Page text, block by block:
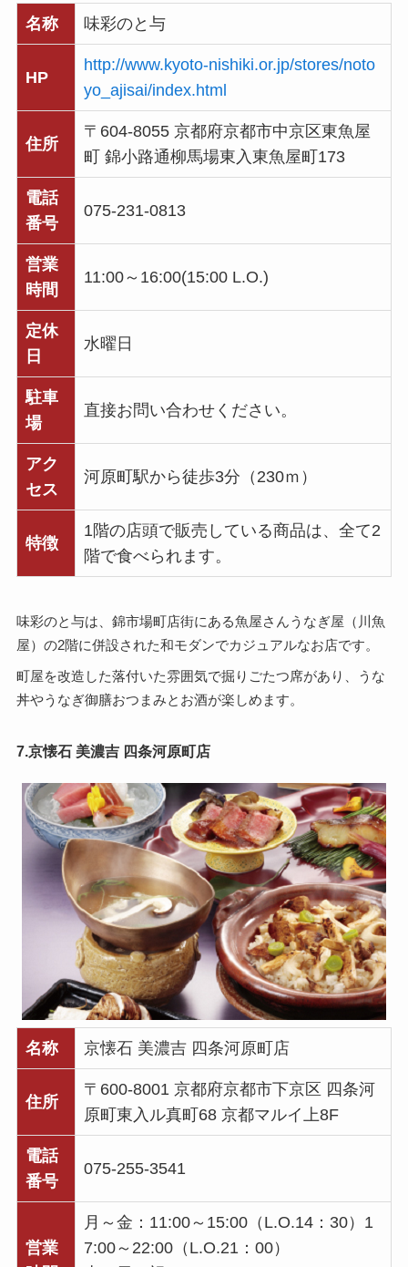
名称 味彩のと与
HP
http://www.kyoto-nishiki.or.jp/stores/noto
yo_ajisai/index.html
住所
〒604-8055 京都府京都市中京区東魚屋
町 錦小路通柳馬場東入東魚屋町173
電話
番号
075-231-0813
営業
時間
11:00～16:00(15:00 L.O.)
定休
日
水曜日
駐車
場
直接お問い合わせください。
アク
セス
河原町駅から徒歩3分（230ｍ）
特徴
1階の店頭で販売している商品は、全て2
階で食べられます。
味彩のと与は、錦市場町店街にある魚屋さんうなぎ屋（川魚
屋）の2階に併設された和モダンでカジュアルなお店です。
町屋を改造した落付いた雰囲気で掘りごたつ席があり、うな
丼やうなぎ御膳おつまみとお酒が楽しめます。
7.京懐石 美濃吉 四条河原町店
名称 京懐石 美濃吉 四条河原町店
住所
〒600-8001 京都府京都市下京区 四条河
原町東入ル真町68 京都マルイ上8F
電話
番号
075-255-3541
営業
月～金：11:00～15:00（L.O.14：30）1
7:00～22:00（L.O.21：00）